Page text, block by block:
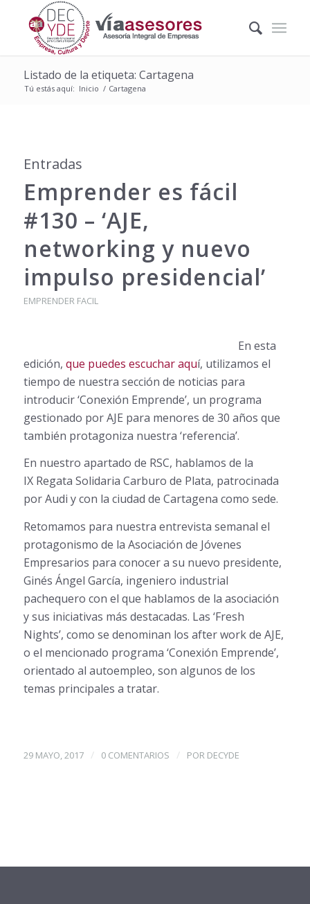
Listado de la etiqueta: Cartagena
Tú estás aquí: Inicio / Cartagena
Entradas
Emprender es fácil
#130 – ‘AJE,
networking y nuevo
impulso presidencial’
EMPRENDER FACIL
En esta
edición, que puedes escuchar aquí, utilizamos el
tiempo de nuestra sección de noticias para
introducir ‘Conexión Emprende’, un programa
gestionado por AJE para menores de 30 años que
también protagoniza nuestra ‘referencia’.
En nuestro apartado de RSC, hablamos de la
IX Regata Solidaria Carburo de Plata, patrocinada
por Audi y con la ciudad de Cartagena como sede.
Retomamos para nuestra entrevista semanal el
protagonismo de la Asociación de Jóvenes
Empresarios para conocer a su nuevo presidente,
Ginés Ángel García, ingeniero industrial
pachequero con el que hablamos de la asociación
y sus iniciativas más destacadas. Las ‘Fresh
Nights’, como se denominan los after work de AJE,
o el mencionado programa ‘Conexión Emprende’,
orientado al autoempleo, son algunos de los
temas principales a tratar.
29 MAYO, 2017 / 0 COMENTARIOS / POR DECYDE